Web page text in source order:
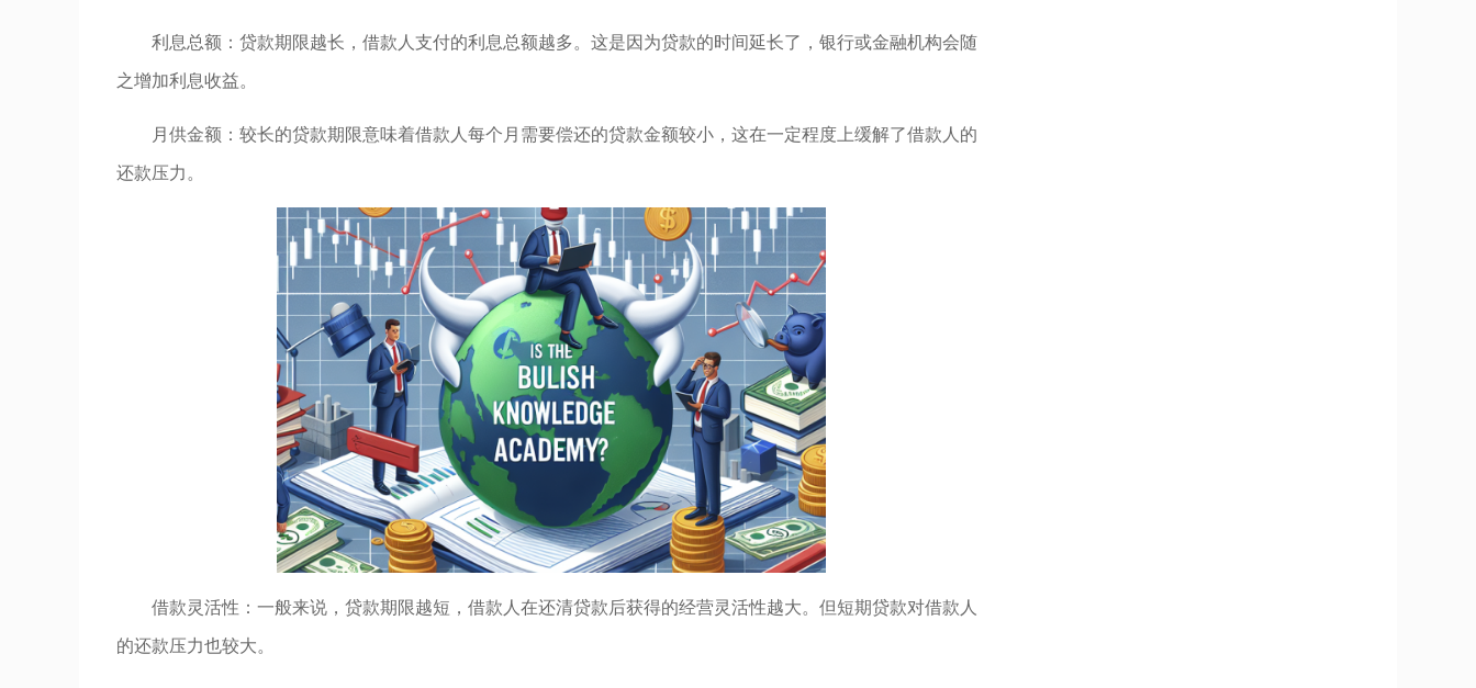
利息总额：贷款期限越长，借款人支付的利息总额越多。这是因为贷款的时间延长了，银行或金融机构会随
之增加利息收益。
月供金额：较长的贷款期限意味着借款人每个月需要偿还的贷款金额较小，这在一定程度上缓解了借款人的
还款压力。
借款灵活性：一般来说，贷款期限越短，借款人在还清贷款后获得的经营灵活性越大。但短期贷款对借款人
的还款压力也较大。